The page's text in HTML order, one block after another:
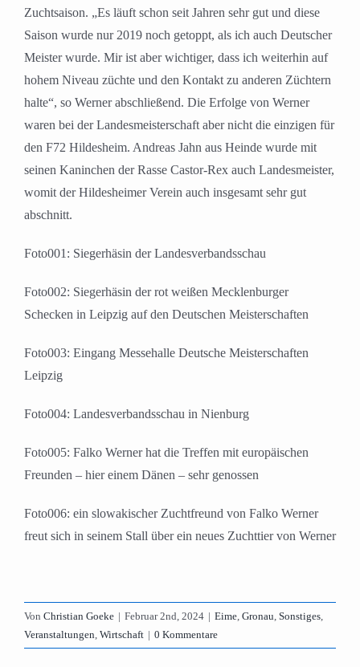
Zuchtsaison. „Es läuft schon seit Jahren sehr gut und diese
Saison wurde nur 2019 noch getoppt, als ich auch Deutscher
Meister wurde. Mir ist aber wichtiger, dass ich weiterhin auf
hohem Niveau züchte und den Kontakt zu anderen Züchtern
halte“, so Werner abschließend. Die Erfolge von Werner
waren bei der Landesmeisterschaft aber nicht die einzigen für
den F72 Hildesheim. Andreas Jahn aus Heinde wurde mit
seinen Kaninchen der Rasse Castor-Rex auch Landesmeister,
womit der Hildesheimer Verein auch insgesamt sehr gut
abschnitt.
Foto001: Siegerhäsin der Landesverbandsschau
Foto002: Siegerhäsin der rot weißen Mecklenburger
Schecken in Leipzig auf den Deutschen Meisterschaften
Foto003: Eingang Messehalle Deutsche Meisterschaften
Leipzig
Foto004: Landesverbandsschau in Nienburg
Foto005: Falko Werner hat die Treffen mit europäischen
Freunden – hier einem Dänen – sehr genossen
Foto006: ein slowakischer Zuchtfreund von Falko Werner
freut sich in seinem Stall über ein neues Zuchttier von Werner
Von Christian Goeke | Februar 2nd, 2024 | Eime, Gronau, Sonstiges,
Veranstaltungen, Wirtschaft | 0 Kommentare